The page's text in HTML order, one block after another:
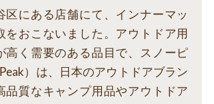
区にある店舗にて、インナーマッ
をおこないました。アウトドア用
高く需要のある品目で、スノーピ
）は、日本のアウトドアブラン
品質なキャンプ用品やアウトドア